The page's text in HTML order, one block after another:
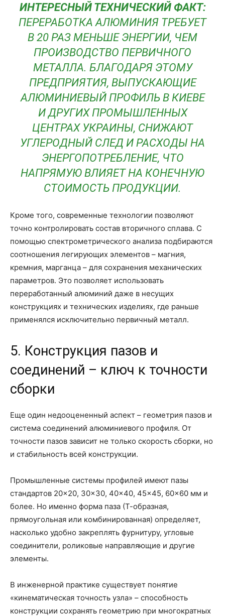
ИНТЕРЕСНЫЙ ТЕХНИЧЕСКИЙ ФАКТ:
ПЕРЕРАБОТКА АЛЮМИНИЯ ТРЕБУЕТ
В 20 РАЗ МЕНЬШЕ ЭНЕРГИИ, ЧЕМ
ПРОИЗВОДСТВО ПЕРВИЧНОГО
МЕТАЛЛА. БЛАГОДАРЯ ЭТОМУ
ПРЕДПРИЯТИЯ, ВЫПУСКАЮЩИЕ
АЛЮМИНИЕВЫЙ ПРОФИЛЬ В КИЕВЕ
И ДРУГИХ ПРОМЫШЛЕННЫХ
ЦЕНТРАХ УКРАИНЫ, СНИЖАЮТ
УГЛЕРОДНЫЙ СЛЕД И РАСХОДЫ НА
ЭНЕРГОПОТРЕБЛЕНИЕ, ЧТО
НАПРЯМУЮ ВЛИЯЕТ НА КОНЕЧНУЮ
СТОИМОСТЬ ПРОДУКЦИИ.
Кроме того, современные технологии позволяют
точно контролировать состав вторичного сплава. С
помощью спектрометрического анализа подбираются
соотношения легирующих элементов – магния,
кремния, марганца – для сохранения механических
параметров. Это позволяет использовать
переработанный алюминий даже в несущих
конструкциях и технических изделиях, где раньше
применялся исключительно первичный металл.
5. Конструкция пазов и
соединений – ключ к точности
сборки
Еще один недооцененный аспект – геометрия пазов и
система соединений алюминиевого профиля. От
точности пазов зависит не только скорость сборки, но
и стабильность всей конструкции.
Промышленные системы профилей имеют пазы
стандартов 20×20, 30×30, 40×40, 45×45, 60×60 мм и
более. Но именно форма паза (Т-образная,
прямоугольная или комбинированная) определяет,
насколько удобно закреплять фурнитуру, угловые
соединители, роликовые направляющие и другие
элементы.
В инженерной практике существует понятие
«кинематическая точность узла» – способность
конструкции сохранять геометрию при многократных